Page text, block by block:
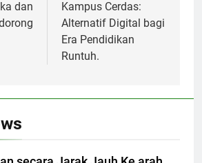
dan
Kampus Cerdas:
Alternatif Digital bagi
Era Pendidikan
Runtuh.